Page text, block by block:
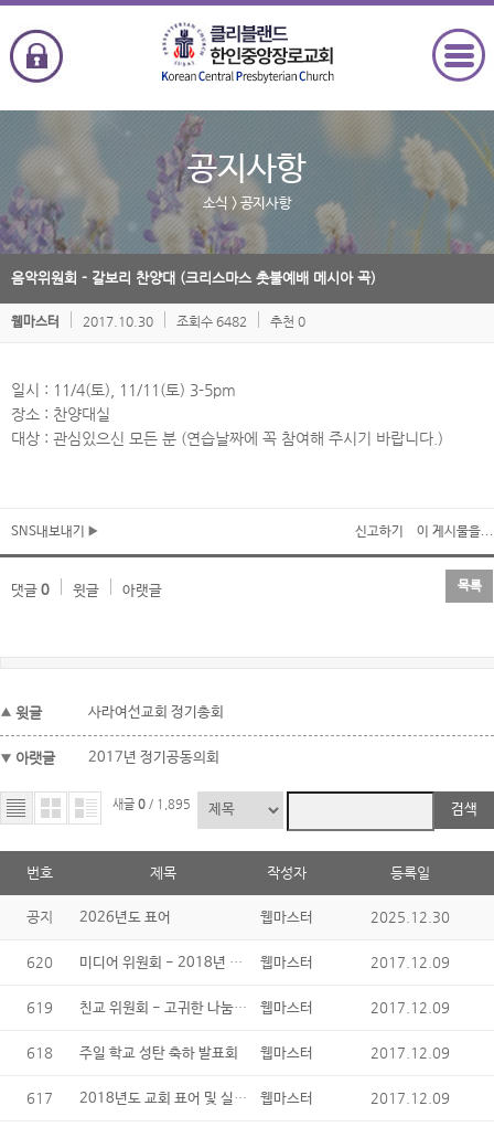
공지사항
소식 > 공지사항
음악위원회 - 갈보리 찬양대 (크리스마스 촛불예배 메시아 곡)
웹마스터 2017.10.30 조회수 6482 추천 0
일시 : 11/4(토), 11/11(토) 3-5pm
장소 : 찬양대실
대상 : 관심있으신 모든 분 (연습날짜에 꼭 참여해 주시기 바랍니다.)
SNS내보내기 신고하기 이 게시물을...
댓글 0 윗글 아랫글 목록
윗글 사라여선교회 정기총회
아랫글 2017년 정기공동의회
새글 0 / 1,895 검색
번호 제목 작성자 등록일
공지 2026년도 표어 웹마스터 2025.12.30
620 미디어 위원회 - 2018년 캘린더 웹마스터 2017.12.09
619 친교 위원회 - 고귀한 나눔의 시간 (One Great Hour of Sharing) 웹마스터 2017.12.09
618 주일 학교 성탄 축하 발표회 웹마스터 2017.12.09
617 2018년도 교회 표어 및 실천사항 웹마스터 2017.12.09